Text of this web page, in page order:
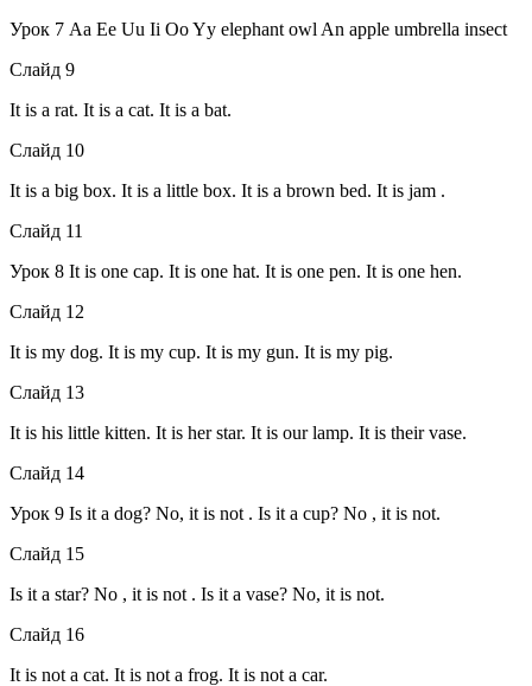
Урок 7 Aa Ee Uu Ii Oo Yy elephant owl An apple umbrella insect
Слайд 9
It is a rat. It is a cat. It is a bat.
Слайд 10
It is a big box. It is a little box. It is a brown bed. It is jam .
Слайд 11
Урок 8 It is one cap. It is one hat. It is one pen. It is one hen.
Слайд 12
It is my dog. It is my cup. It is my gun. It is my pig.
Слайд 13
It is his little kitten. It is her star. It is our lamp. It is their vase.
Слайд 14
Урок 9 Is it a dog? No, it is not . Is it a cup? No , it is not.
Слайд 15
Is it a star? No , it is not . Is it a vase? No, it is not.
Слайд 16
It is not a cat. It is not a frog. It is not a car.